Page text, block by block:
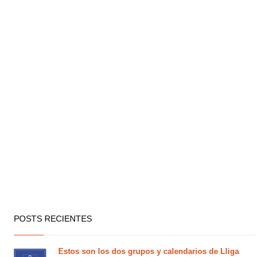
POSTS RECIENTES
Estos son los dos grupos y calendarios de Lliga